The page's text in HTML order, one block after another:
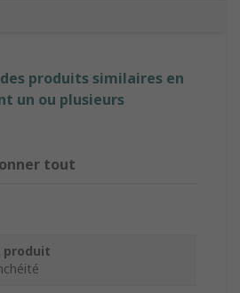
produits similaires en
un ou plusieurs
tout
produit